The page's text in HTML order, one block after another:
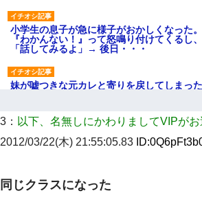
小学生の息子が急に様子がおかしくなった
『わかんない！』って怒鳴り付けてくるし
「話してみるよ」→ 後日・・・
妹が嘘つきな元カレと寄りを戻してしまっ
最近うちの庭に知らない男の人がしょっち
を職場で愚痴ったら、同僚男性が怒鳴りつけ
童貞俺、宅飲みした女友達2人を家に泊めた
3： 以下、名無しにかわりましてVIPが
2012/03/22(木) 21:55:05.83 ID:
同じクラスになった